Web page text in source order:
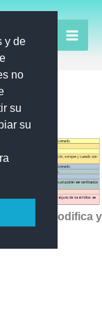
y de
no
su
su
que se modifica y